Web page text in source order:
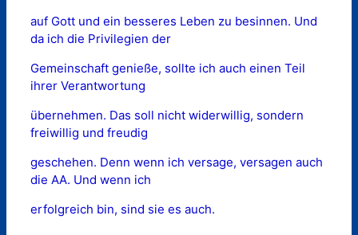
auf Gott und ein besseres Leben zu besinnen. Und
da ich die Privilegien der
Gemeinschaft genieße, sollte ich auch einen Teil
ihrer Verantwortung
übernehmen. Das soll nicht widerwillig, sondern
freiwillig und freudig
geschehen. Denn wenn ich versage, versagen auch
die AA. Und wenn ich
erfolgreich bin, sind sie es auch.